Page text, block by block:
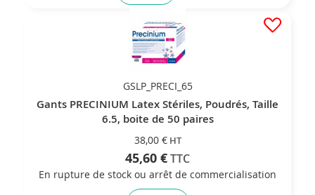
GSLP_PRECI_65
Gants PRECINIUM Latex Stériles, Poudrés, Taille
6.5, boite de 50 paires
38,00 €
45,60 €
En rupture de stock ou arrêt de commercialisation